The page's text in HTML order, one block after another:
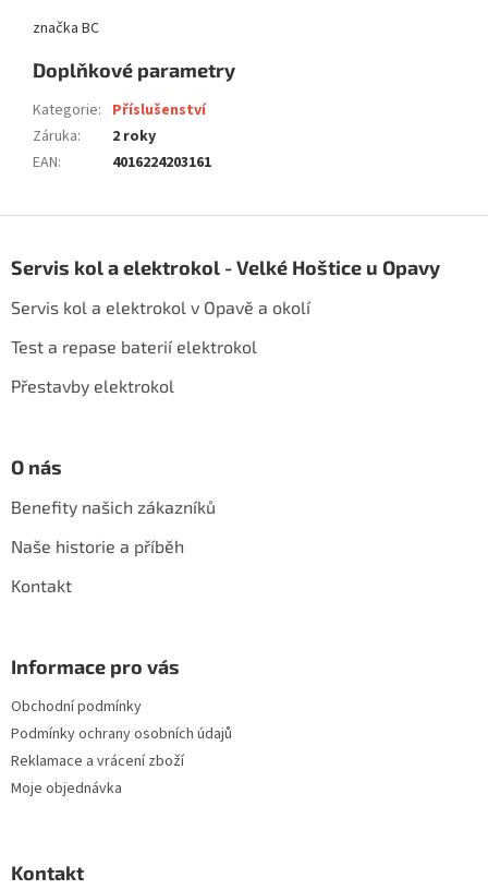
značka BC
Doplňkové parametry
Kategorie: Příslušenství
Záruka:
2 roky
EAN: 4016224203161
pServis kol a elektrokol - Velké Hoštice u Opavy
Servis kol a elektrokol v Opavě a okolí
Test a repase baterií elektrokol
Přestavby elektrokol
O nás
Benefity našich zákazníků
Naše historie a příběh
Kontakt
Informace pro vás
Obchodní podmínky
Podmínky ochrany osobních údajů
Reklamace a vrácení zboží
Moje objednávka
Kontakt